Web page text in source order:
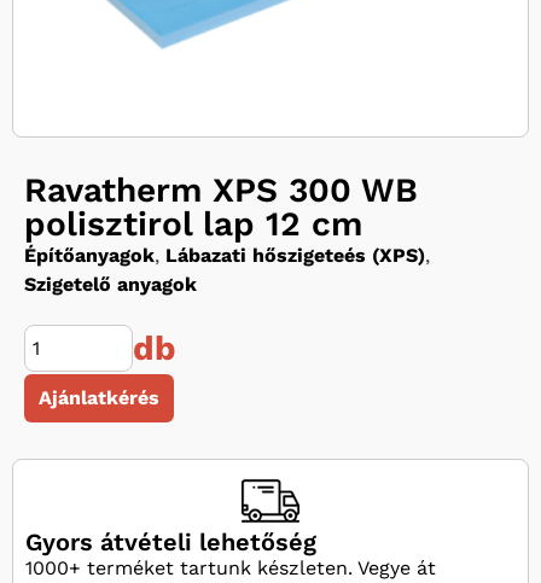
Ravatherm XPS 300 WB
polisztirol lap 12 cm
Építőanyagok, Lábazati hőszigeteés (XPS),
Szigetelő anyagok
db
Ajánlatkérés
Gyors átvételi lehetőség
1000+ terméket tartunk készleten. Vegye át